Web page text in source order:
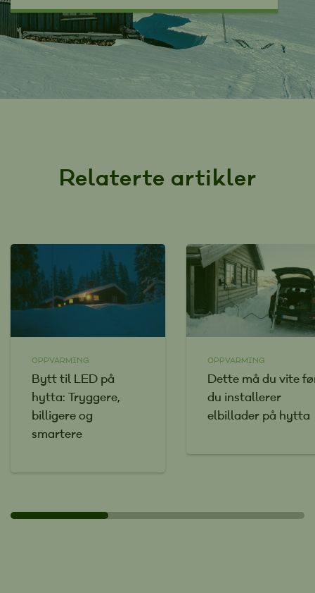
Relaterte artikler
OPPVARMING
Bytt til LED på
hytta: Tryggere,
billigere og
smartere
OPPVARMING
Dette må du vite
du installerer
elbillader på hytta